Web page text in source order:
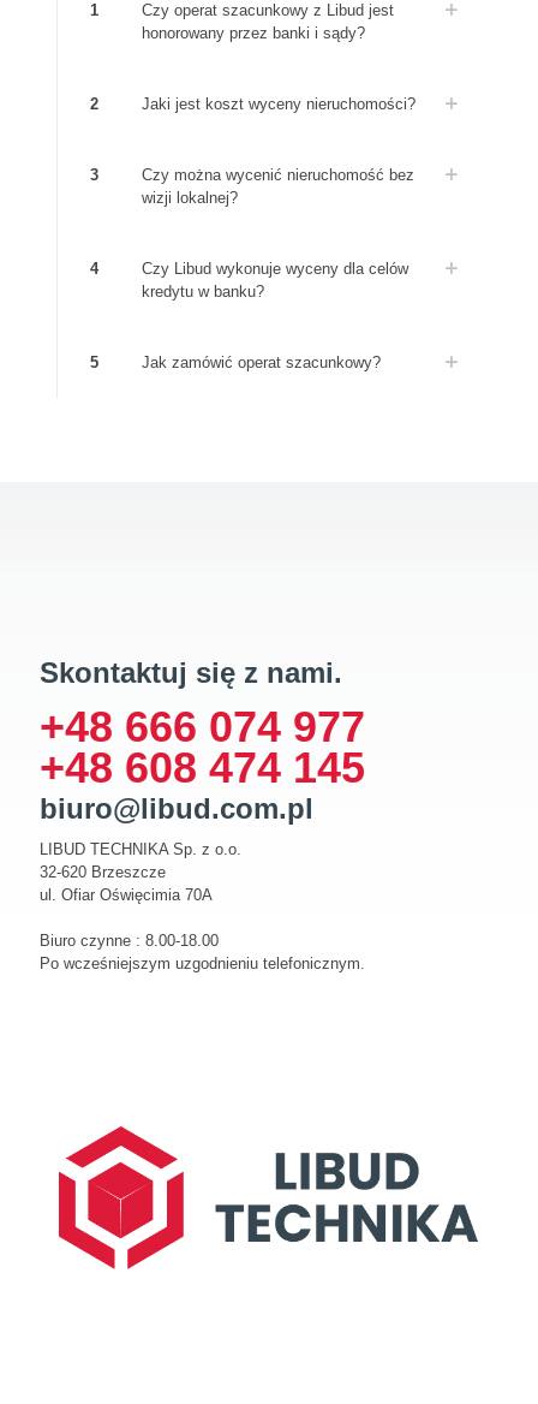
1
Czy operat szacunkowy z Libud jest
honorowany przez banki i sądy?
2 Jaki jest koszt wyceny nieruchomości?
3
Czy można wycenić nieruchomość bez
wizji lokalnej?
4
Czy Libud wykonuje wyceny dla celów
kredytu w banku?
5 Jak zamówić operat szacunkowy?
Skontaktuj się z nami.
+48 666 074 977
+48 608 474 145
biuro@libud.com.pl
LIBUD TECHNIKA Sp. z o.o.
32-620 Brzeszcze
ul. Ofiar Oświęcimia 70A
Biuro czynne : 8.00-18.00
Po wcześniejszym uzgodnieniu telefonicznym.